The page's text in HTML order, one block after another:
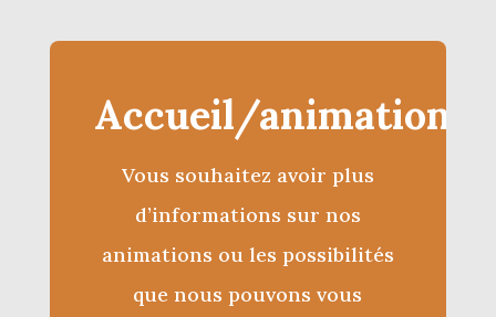
Accueil/animations
Vous souhaitez avoir plus
d’informations sur nos
animations ou les possibilités
que nous pouvons vous